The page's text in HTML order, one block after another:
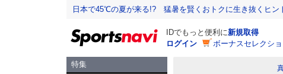
日本で45℃の夏が来る!? 猛暑を賢くおトクに生き抜くヒン
IDでもっと便利に新規取得
ログイン
ボーナスセレクシ
特集